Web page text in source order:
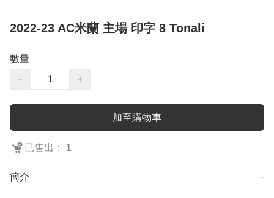
2022-23 AC米蘭 主場 印字 8 Tonali
數量
−
+
加至購物車
已售出： 1
簡介 −